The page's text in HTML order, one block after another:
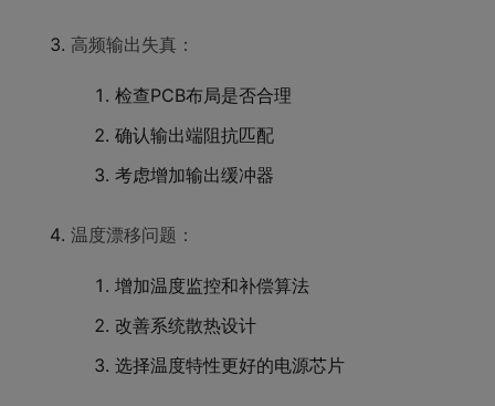
高频输出失真：
检查PCB布局是否合理
确认输出端阻抗匹配
考虑增加输出缓冲器
温度漂移问题：
增加温度监控和补偿算法
改善系统散热设计
选择温度特性更好的电源芯片